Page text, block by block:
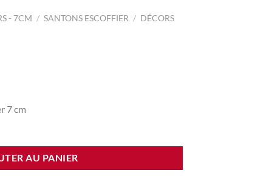
- 7CM / SANTONS ESCOFFIER / DÉCORS
7 cm
AU PANIER